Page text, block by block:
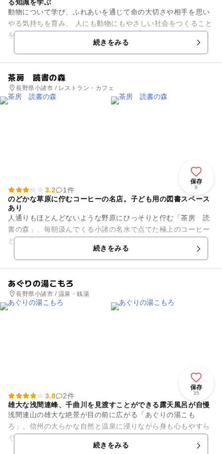
る知識を学ぶ
動物について学び、ふれあいを通じて命の大切さや相手を思い
やる気持ちを育み、 人にも動物にもやさしい社会をつくること
を目的に開設された「動物愛護センター ハローアニマル」。
アニマルシアター、図書...続きをみる
茶房 読書の森
長野県小諸市 / レストラン・カフェ
保存
6
3.2
1件
のどかな草原に佇むコーヒーの名店。子ども用の図書スペース
あり
人通りもほとんどないような野原にひっそりと佇む「茶房 読
書の森」、毎朝汲んでくる小諸の名水で点てた極上のコーヒー
と読書のひとときを求める人々が集います。一見、子連れには
敷居が高そうに思われますが...続きをみる
あぐりの湯こもろ
長野県小諸市 / 温泉・銭湯
保存
35
3.8
2件
雄大な浅間連峰、千曲川を見渡すことができる露天風呂が自慢
浅間連山の雄大な絶景が目の前に広がる「あぐりの湯こも
ろ」。信州の大らかな自然と温泉に浸りながら身も心もやすら
ぐ心地よさは、何とも言えません。展望露天風呂、サウナをは
じめとする各種温泉が充実してい...
続きをみる